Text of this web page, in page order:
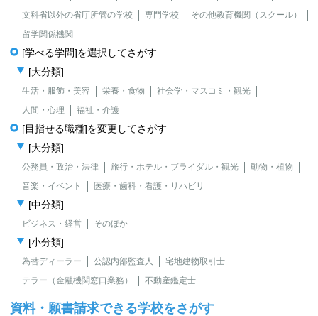
文科省以外の省庁所管の学校
専門学校
その他教育機関（スクール）
留学関係機関
[学べる学問]を選択してさがす
[大分類]
生活・服飾・美容 栄養・食物
社会学・マスコミ・観光
人間・心理
福祉・介護
[目指せる職種]を変更してさがす
[大分類]
公務員・政治・法律 旅行・ホテル・ブライダル・観光
動物・植物
音楽・イベント
医療・歯科・看護・リハビリ
[中分類]
ビジネス・経営 そのほか
[小分類]
為替ディーラー 公認内部監査人
宅地建物取引士
テラー（金融機関窓口業務）
不動産鑑定士
資料・願書請求できる学校をさがす